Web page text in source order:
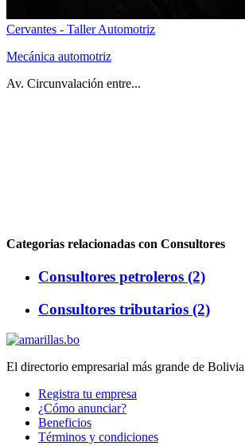
Cervantes - Taller Automotriz
Mecánica automotriz
Av. Circunvalación entre...
Categorias relacionadas con Consultores
Consultores petroleros (2)
Consultores tributarios (2)
El directorio empresarial más grande de Bolivia
Registra tu empresa
¿Cómo anunciar?
Beneficios
Términos y condiciones